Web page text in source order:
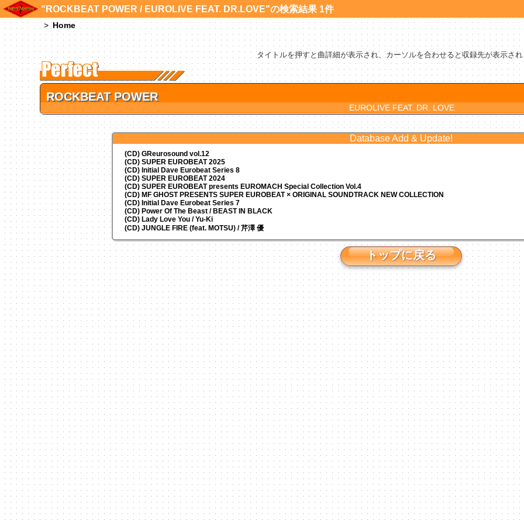
"ROCKBEAT POWER / EUROLIVE FEAT. DR.LOVE"の検索結果 1件
Home
タイトルを押すと曲詳細が表示され、カーソルを合わせると収録先が表示さ
ROCKBEAT POWER
EUROLIVE FEAT. DR. LOVE
Database Add & Update!
(CD) GReurosound vol.12
(CD) SUPER EUROBEAT 2025
(CD) Initial Dave Eurobeat Series 8
(CD) SUPER EUROBEAT 2024
(CD)SUPER EUROBEAT presentsEUROMACH Special Collection Vol.4
(CD) MF GHOST PRESENTS SUPER EUROBEAT × ORIGINAL SOUNDTRACK NEW COLLECTION
(CD) Initial Dave Eurobeat Series 7
(CD) Power Of The Beast / BEAST IN BLACK
(CD) Lady Love You / Yu-Ki
(CD) JUNGLE FIRE (feat. MOTSU) / 芹澤 優
トップに戻る